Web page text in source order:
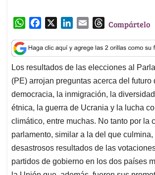
W
a
t
s
A
p
p
c
e
b
o
o
k
n
k
e
d
I
n
a
i
l
T
r
e
a
d
s
Compártelo
Los resultados de las elecciones al
(PE) arrojan preguntas acerca del futuro
democracia, la inmigración, la
étnica, la guerra de Ucrania y la lucha
climático, entre muchas. No tanto por la
parlamento, similar a la del que
desastrosos resultados de las
partidos de gobierno en los dos países